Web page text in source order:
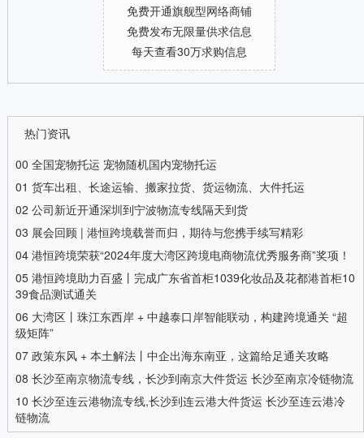
免费开通旗舰型网络商铺
免费发布无限量供求信息
每天查看30万求购信息
热门资讯
00 全国宠物托运 宠物随机国内宠物托运
01 货车出租、长途运输、搬家拉货、货运物流、大件托运
02 公司新近开通深圳到宁波物流专线隔天到货
03 展会回顾 | 港恒跨境载誉而归，期待与您携手续写精彩
04 港恒跨境荣获“2024年度大湾区跨境电商物流优秀服务商”奖项！
05 港恒跨境助力百盛丨完成广东省首柜1039化妆品及花都港首柜10
39食品测试通关
06 大湾区丨珠江东西岸 + 中越泰口岸智能联动，构建跨境通关 “超
级矩阵”
07 政策东风 + 本土解法丨中企出海东南亚，这篇给足通关攻略
08 长沙至南京物流专线，长沙到南京大件货运 长沙至南京冷链物流
10 长沙至连云港物流专线,长沙到连云港大件货运 长沙至连云港冷
链物流